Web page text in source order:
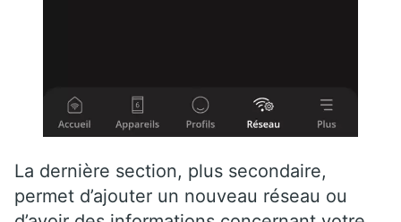
La dernière section, plus secondaire,
permet d’ajouter un nouveau réseau ou